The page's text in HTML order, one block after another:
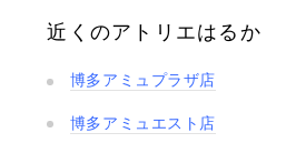
近くのアトリエはるか
博多アミュプラザ店
博多アミュエスト店